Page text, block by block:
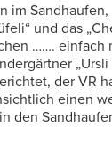
im Sandhaufen,
und das
……. einfach
„Ursli
der VR
einen
den